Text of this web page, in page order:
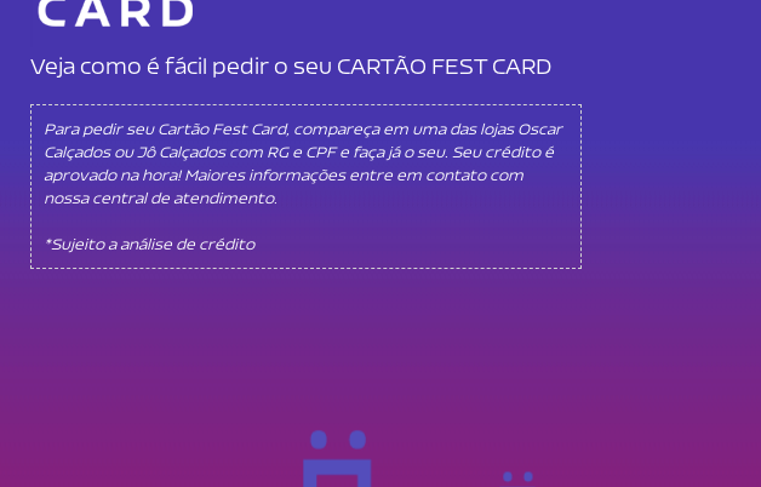
Veja como é fácil pedir o seu CARTÃO FEST CARD
Para pedir seu Cartão Fest Card, compareça em uma das lojas Oscar
Calçados ou Jô Calçados com RG e CPF e faça já o seu. Seu crédito é
aprovado na hora! Maiores informações entre em contato com
nossa central de atendimento.
*Sujeito a análise de crédito